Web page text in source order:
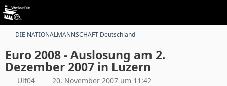
DIE NATIONALMANNSCHAFT Deutschland
Euro 2008 - Auslosung am 2.
Dezember 2007 in Luzern
Ulf04 20. November 2007 um 11:42